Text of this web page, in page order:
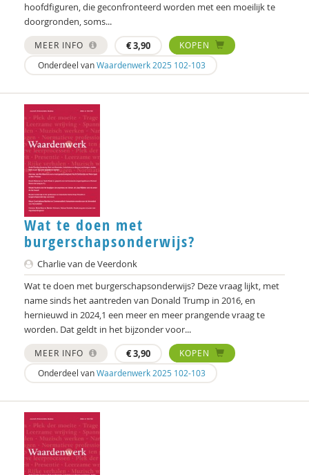
Mark Ponte
Jaap Roose
Fatima Sadiqi
Sawitri Saharso
Merijn Schipper
Benjamin van Schothorst
Martien Schreurs
Sandra Schruijer
Anneke Sools
Ard Sprinkhuizen
L.L. Stegman
Vincent Stolk
Fernando Suárez Müller
Caroline Suransky
Laurens ten Kate
Jan Teurlings
Marc Simon Thomas
hoofdfiguren, die geconfronteerd worden met een moeilijk te
doorgronden, soms...
MEER INFO €3,90
KOPEN
Onderdeel vanWaardenwerk 2025 102-103
Wat te doen met
burgerschapsonderwijs?
Charlie van de Veerdonk
Wat te doen met burgerschapsonderwijs? Deze vraag lijkt, met
name sinds het aantreden van Donald Trump in 2016, en
hernieuwd in 2024,1 een meer en meer prangende vraag te
worden. Dat geldt in het bijzonder voor...
MEER INFO €3,90
KOPEN
Onderdeel vanWaardenwerk 2025 102-103